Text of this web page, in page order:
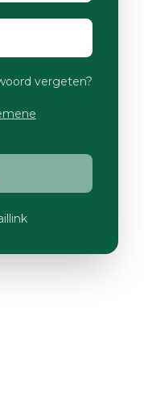
vergeten?